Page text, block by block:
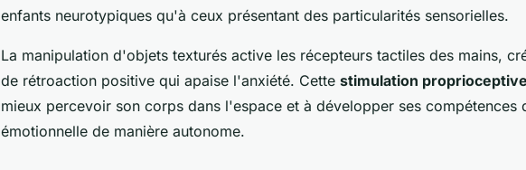
enfants neurotypiques qu'à ceux présentant des particularités sensorielles.
La manipulation d'objets texturés active les récepteurs tactiles des mains,
de rétroaction positive qui apaise l'anxiété. Cette stimulation proprioceptive
mieux percevoir son corps dans l'espace et à développer ses compétences
émotionnelle de manière autonome.